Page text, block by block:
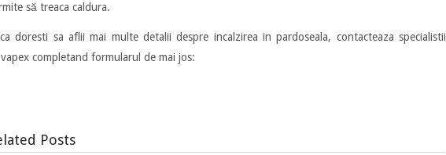
să treaca caldura.
doresti sa aflii mai multe detalii despre incalzirea in pardoseala, contacteaza specialistii
completand formularul de mai jos:
Posts